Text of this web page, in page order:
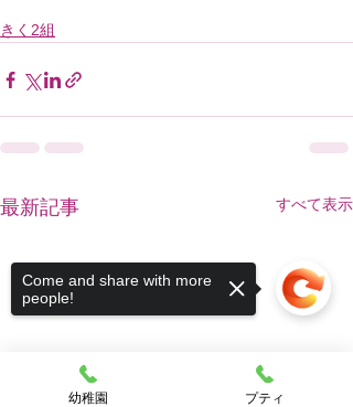
きく2組
最新記事 すべて表示
幼稚園 プティ
Come and share with more
people!